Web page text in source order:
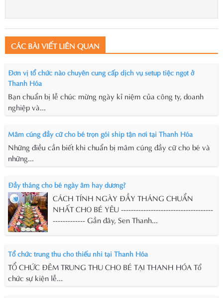
CÁC BÀI VIẾT LIÊN QUAN
Đơn vị tổ chức nào chuyên cung cấp dịch vụ setup tiệc ngọt ở
Thanh Hóa
Bạn chuẩn bị lễ chúc mừng ngày kỉ niệm của công ty, doanh
nghiệp và...
Mâm cúng đầy cữ cho bé trọn gói ship tận nơi tại Thanh Hóa
Những điều cần biết khi chuẩn bị mâm cúng đầy cữ cho bé và
những...
Đầy tháng cho bé ngày âm hay dương?
CÁCH TÍNH NGÀY ĐẦY THÁNG CHUẨN
NHẤT CHO BÉ YÊU -------------------------------------
------------- Gần đây, Sen Thanh...
Tổ chức trung thu cho thiếu nhi tại Thanh Hóa
TỔ CHỨC ĐÊM TRUNG THU CHO BÉ TẠI THANH HÓA Tổ
chức sự kiện lễ...